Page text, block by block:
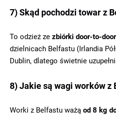
7) Skąd pochodzi towar z
To odzież ze zbiórki door-to-door
dzielnicach Belfastu (Irlandia
Dublin, dlatego świetnie
8) Jakie są wagi worków z
Worki z Belfastu ważą od 8 kg